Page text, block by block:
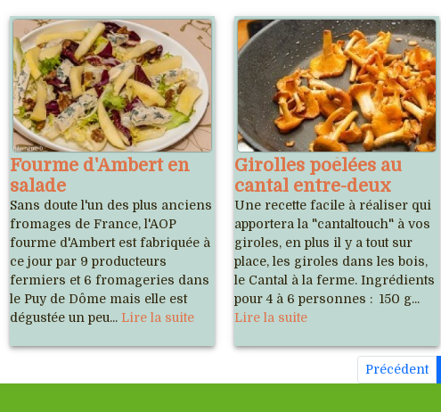
Fourme d'Ambert en
salade
Sans doute l'un des plus anciens
fromages de France, l'AOP
fourme d'Ambert est fabriquée à
ce jour par 9 producteurs
fermiers et 6 fromageries dans
le Puy de Dôme mais elle est
dégustée un peu... Lire la suite
Girolles poêlées au
cantal entre-deux
Une recette facile à réaliser qui
apportera la "cantaltouch" à vos
giroles, en plus il y a tout sur
place, les giroles dans les bois,
le Cantal à la ferme. Ingrédients
pour 4 à 6 personnes : 150 g...
Lire la suite
Précédent